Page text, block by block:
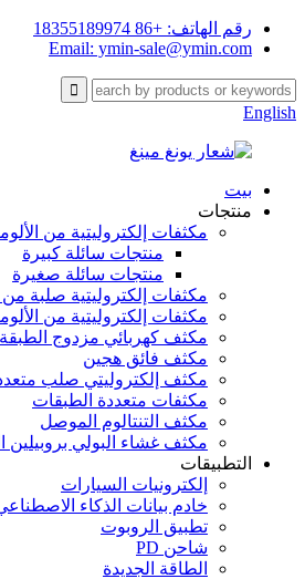
رقم الهاتف: +86 18355189974
Email: ymin-sale@ymin.com
English
بيت
منتجات
مكثفات إلكتروليتية من
منتجات سائلة كبيرة
منتجات سائلة صغيرة
مكثفات إلكتروليتية صلبة من
مكثفات إلكتروليتية من
مكثف كهربائي مزدوج الطبقة
مكثف فائق هجين
مكثف إلكتروليتي صلب متعدد
مكثفات متعددة الطبقات
مكثف التنتالوم الموصل
مكثف غشاء البولي بروبيلين
التطبيقات
إلكترونيات السيارات
خادم بيانات الذكاء
تطبيق الروبوت
شاحن PD
الطاقة الجديدة